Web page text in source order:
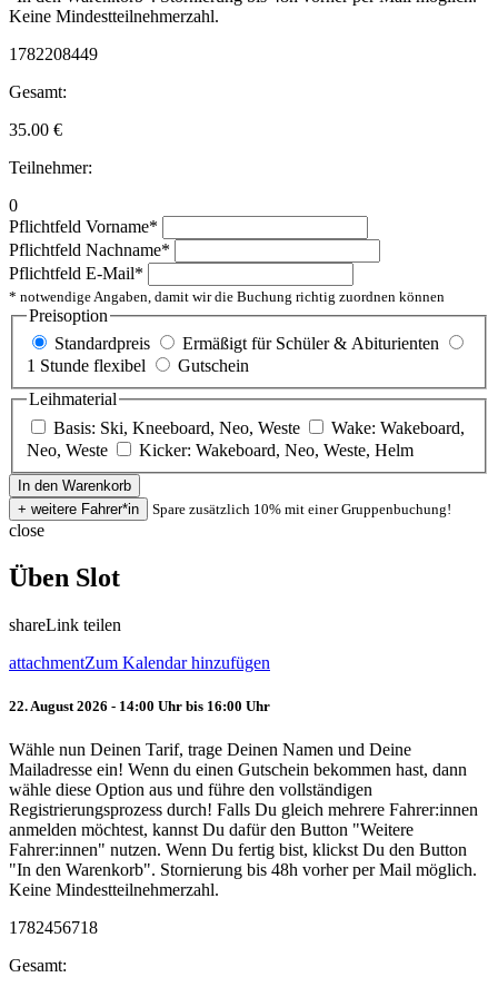
Keine Mindestteilnehmerzahl.
1782208449
Gesamt:
35.00 €
Teilnehmer:
0
Pflichtfeld Vorname*
Pflichtfeld Nachname*
Pflichtfeld E-Mail*
* notwendige Angaben, damit wir die Buchung richtig zuordnen können
Preisoption
Standardpreis
Ermäßigt für Schüler & Abiturienten
1 Stunde flexibel
Gutschein
Leihmaterial
Basis: Ski, Kneeboard, Neo, Weste
Wake: Wakeboard,
Neo, Weste
Kicker: Wakeboard, Neo, Weste, Helm
Spare zusätzlich 10% mit einer Gruppenbuchung!
close
Üben Slot
shareLink teilen
attachmentZum Kalendar hinzufügen
22. August 2026 - 14:00 Uhr bis 16:00 Uhr
Wähle nun Deinen Tarif, trage Deinen Namen und Deine
Mailadresse ein! Wenn du einen Gutschein bekommen hast, dann
wähle diese Option aus und führe den vollständigen
Registrierungsprozess durch! Falls Du gleich mehrere Fahrer:innen
anmelden möchtest, kannst Du dafür den Button "Weitere
Fahrer:innen" nutzen. Wenn Du fertig bist, klickst Du den Button
"In den Warenkorb". Stornierung bis 48h vorher per Mail möglich.
Keine Mindestteilnehmerzahl.
1782456718
Gesamt: